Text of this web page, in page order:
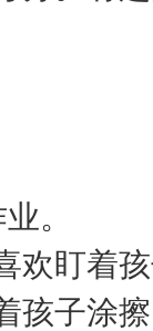
。
盯着孩
孩子涂